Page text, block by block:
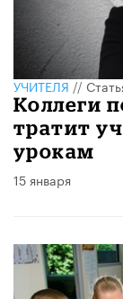
УЧИТЕЛЯ//
Коллеги
тратит
урокам
15 января